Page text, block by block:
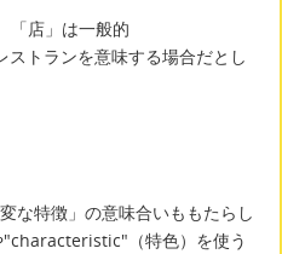
「店」は一般的
トランを意味する場合だとし
な特徴」の意味合いももたらし
（特色）を使う